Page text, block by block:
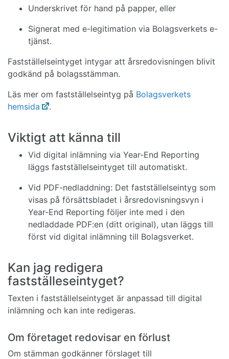
Underskrivet för hand på papper, eller
Signerat med e-legitimation via Bolagsverkets e-
tjänst.
Fastställelseintyget intygar att årsredovisningen blivit
godkänd på bolagsstämman.
Läs mer om fastställelseintyg på Bolagsverkets
hemsida
.
Viktigt att känna till
Vid digital inlämning via Year-End Reporting
läggs fastställelseintyget till automatiskt.
Vid PDF-nedladdning: Det fastställelseintyg som
visas på försättsbladet i årsredovisningsvyn i
Year-End Reporting följer inte med i den
nedladdade PDF:en (ditt original), utan läggs till
först vid digital inlämning till Bolagsverket.
Kan jag redigera
fastställeseintyget?
Texten i fastställelseintyget är anpassad till digital
inlämning och kan inte redigeras.
Om företaget redovisar en förlust
Om stämman godkänner förslaget till